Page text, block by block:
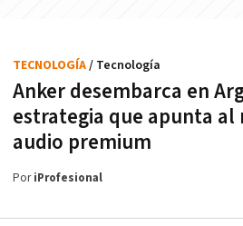
Anker desembarca en
estrategia que apunta al
audio premium
TECNOLOGÍA/ Tecnología
PoriProfesional